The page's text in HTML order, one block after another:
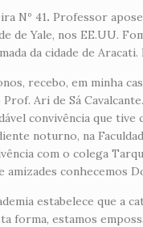
Nº 41. Professor
de Yale, nos EE.UU.
da cidade de
recebo, em minha
Ari de Sá
convivência que
noturno, na
com o colega
amizades conhecemos
estabelece que a
forma, estamos